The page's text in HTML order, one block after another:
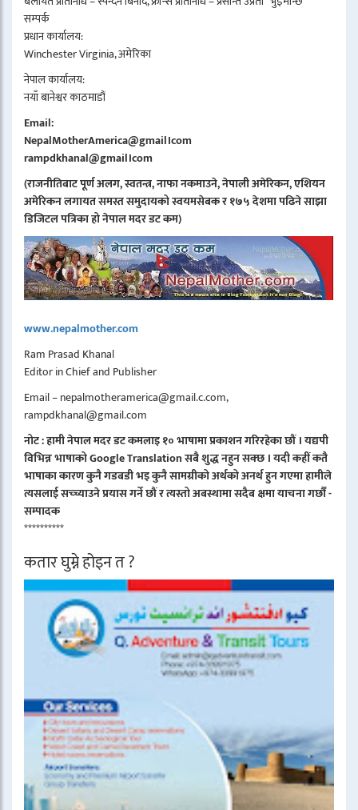
सम्पर्क
प्रधान कार्यालय:
Winchester Virginia, अमेरिका
नेपाल कार्यालय:
नयाँ बानेश्वर काठमाडौं
Email:
NepalMotherAmerica@gmail।com
rampdkhanal@gmail।com
(राजनीतिबाट पूर्ण अलग, स्वतन्त्र, नाफा नकमाउने, नेपाली अमेरिकन, एशियन
अमेरिकन लगायत समस्त समुदायको स्वयमसेबक र १७५ देशमा पढिने साझा
डिजिटल पत्रिका हो नेपाल मदर डट कम)
www.nepalmother.com
Ram Prasad Khanal
Editor in Chief and Publisher
Email – nepalmotheramerica@gmail.c.com,
rampdkhanal@gmail.com
नोट : हामी नेपाल मदर डट कमलाइ १० भाषामा प्रकाशन गरिरहेका छौं । यद्यपी
विभिन्न भाषाको Google Translation सबै शुद्ध नहुन सक्छ । यदी कहीं कतै
भाषाका कारण कुनै गडबडी भइ कुनै सामग्रीको अर्थको अनर्थ हुन गएमा हामीले
त्यसलाई सच्च्याउने प्रयास गर्ने छौं र त्यस्तो अबस्थामा सदैब क्षमा याचना गर्छौं -
सम्पादक
**********
कतार घुम्ने होइन त ?